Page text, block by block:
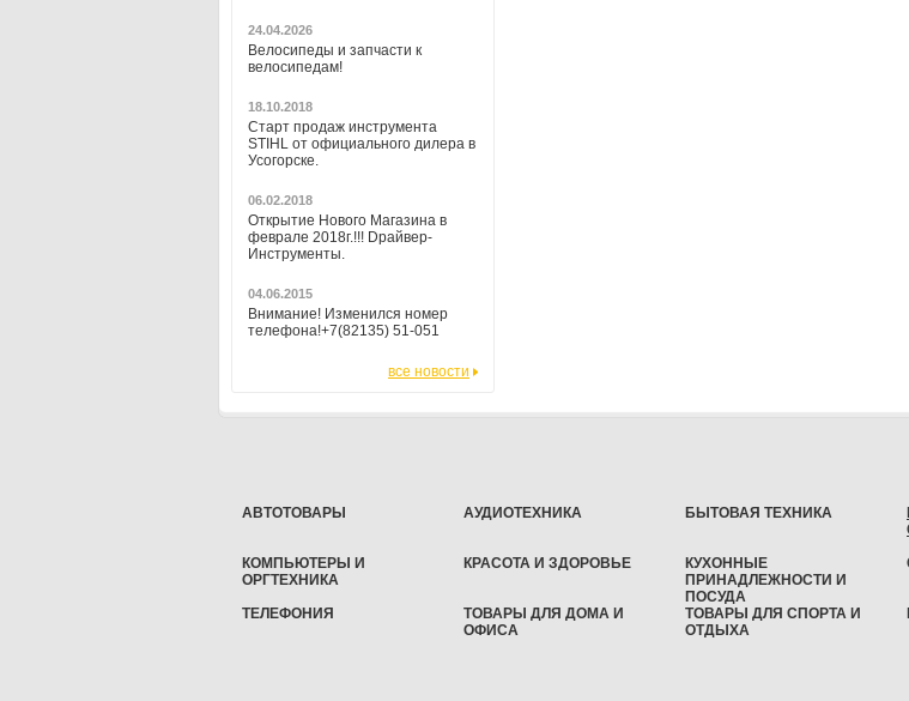
24.04.2026
Велосипеды и запчасти к
велосипедам!
18.10.2018
Старт продаж инструмента
STIHL от официального дилера в
Усогорске.
06.02.2018
Открытие Нового Магазина в
феврале 2018г.!!! Dрайвер-
Инструменты.
04.06.2015
Внимание! Изменился номер
телефона!+7(82135) 51-051
все новости
АВТОТОВАРЫ АУДИОТЕХНИКА БЫТОВАЯ ТЕХНИКА
КОМПЬЮТЕРЫ И
ОРГТЕХНИКА
КРАСОТА И ЗДОРОВЬЕ
КУХОННЫЕ
ПРИНАДЛЕЖНОСТИ И
ПОСУДА
ТЕЛЕФОНИЯ
ТОВАРЫ ДЛЯ ДОМА И
ОФИСА
ТОВАРЫ ДЛЯ СПОРТА И
ОТДЫХА